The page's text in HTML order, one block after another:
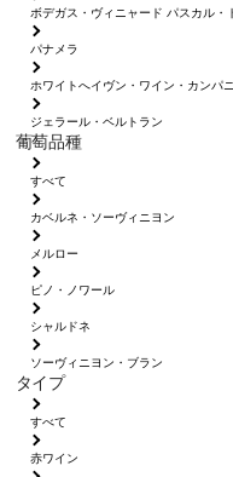
ボデガス・ヴィニャード パスカル・
パナメラ
ホワイトへイヴン・ワイン・カンパ
ジェラール・ベルトラン
葡萄品種
すべて
カベルネ・ソーヴィニヨン
メルロー
ピノ・ノワール
シャルドネ
ソーヴィニヨン・ブラン
タイプ
すべて
赤ワイン